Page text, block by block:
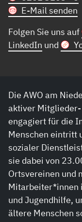
E-Mail senden
Folgen Sie uns auf
LinkedIn und
Die AWO am
aktiver
engagiert für die
Menschen eintritt
sozialer
sie dabei von
Ortsvereinen und
Mitarbeiter*innen
und Jugendhilfe,
ältere Menschen